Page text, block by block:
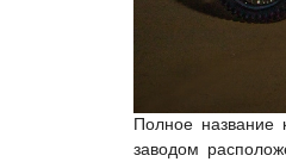
Полное
заводом